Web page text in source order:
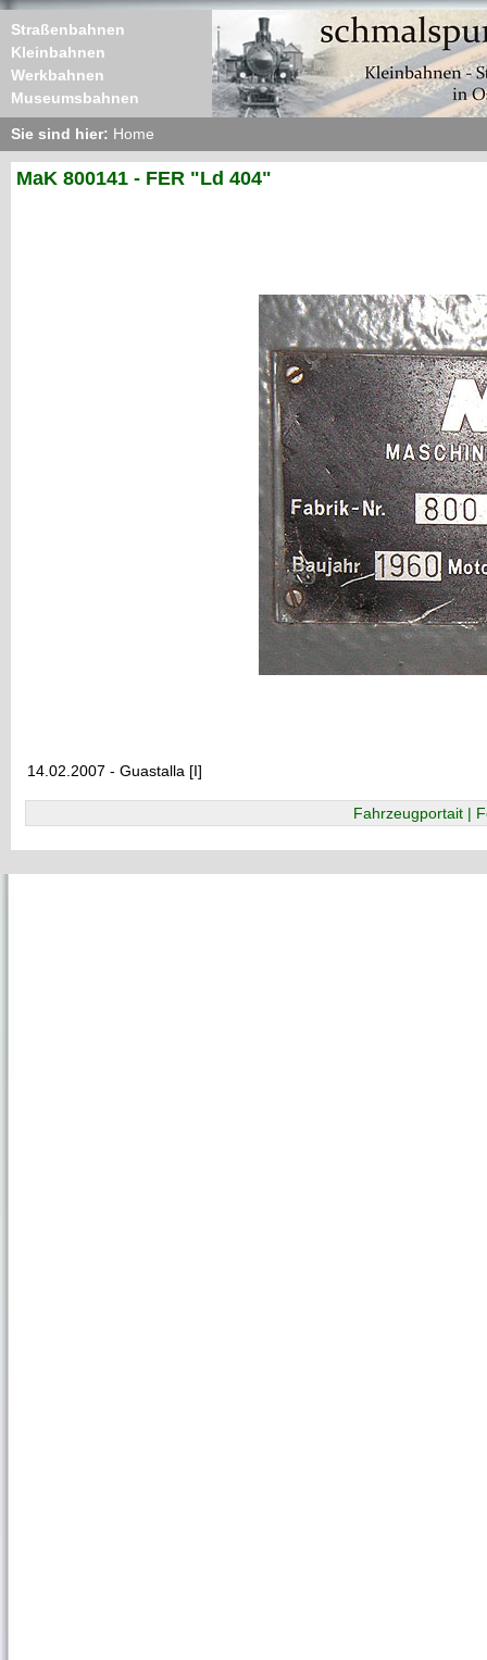
Straßenbahnen
Kleinbahnen
Werkbahnen
Museumsbahnen
Sie sind hier: Home
MaK 800141 - FER "Ld 404"
14.02.2007 - Guastalla [I]
Fahrzeugportait |